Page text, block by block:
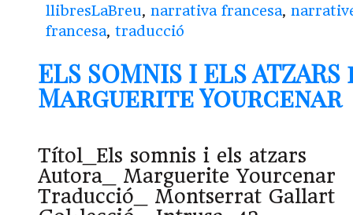
llibresLaBreu, narrativa francesa,
francesa, traducció
ELS SOMNIS I ELS ATZARS
Marguerite Yourcenar
Títol_Els somnis i els atzars
Autora_ Marguerite Yourcenar
Traducció_ Montserrat Gallart